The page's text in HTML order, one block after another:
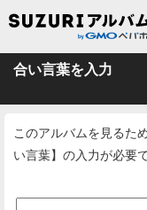
合い言葉を入力
このアルバムを見るた
い言葉】の入力が必要で